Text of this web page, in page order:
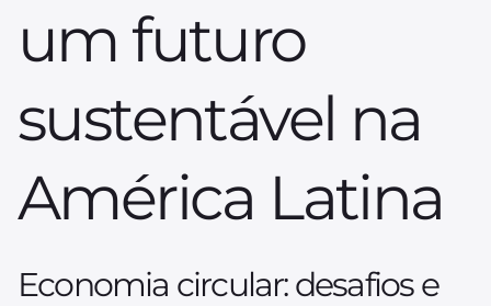
um futuro
sustentável na
América Latina
Economia circular: desafios e